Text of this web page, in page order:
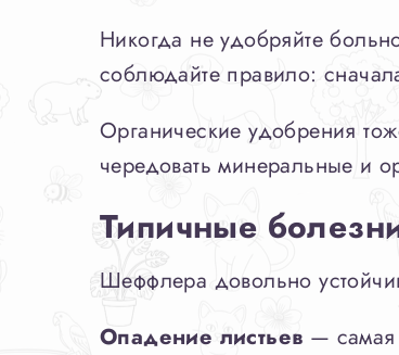
Никогда не удобряйте
соблюдайте правило:
Органические удобрения
чередовать минеральные и
Типичные
Шеффлера довольно
Опадение листьев — самая